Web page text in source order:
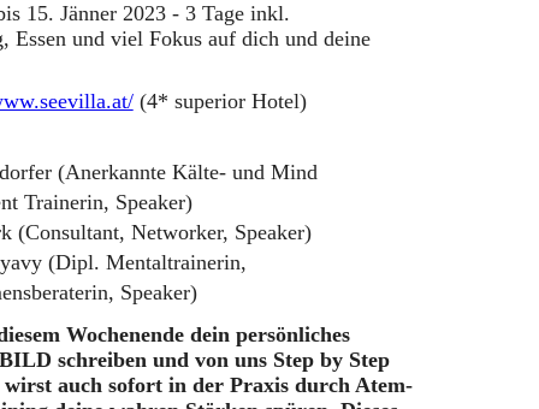
15. Jänner 2023 - 3 Tage inkl.
Essen und viel Fokus auf dich und deine
(4* superior Hotel)
(Anerkannte Kälte- und Mind
Trainerin, Speaker)
(Consultant, Networker, Speaker)
(Dipl. Mentaltrainerin,
Speaker)
Wochenende dein persönliches
schreiben und von uns Step by Step
wirst auch sofort in der Praxis durch Atem-